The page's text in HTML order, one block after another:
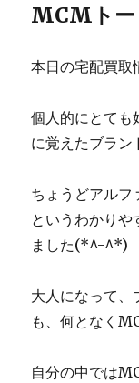
MCMトー
本日の宅配買取
個人的にとても
に覚えたブラン
ちょうどアル
というわかりや
ました(*^-^*)
大人になって、
も、何となく
自分の中では